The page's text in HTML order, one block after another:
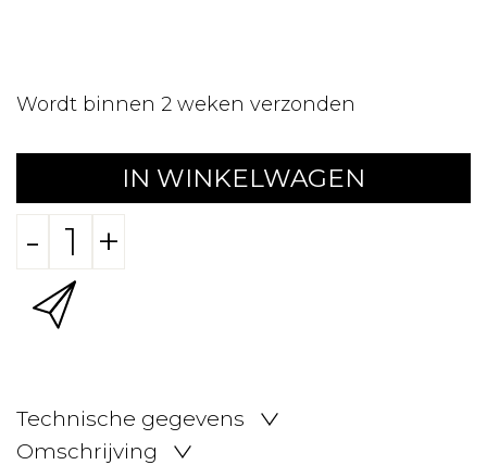
Wordt binnen 2 weken verzonden
IN WINKELWAGEN
- +
Technische gegevens
Omschrijving